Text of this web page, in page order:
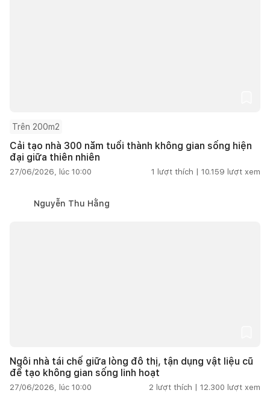
Trên 200m2
Cải tạo nhà 300 năm tuổi thành không gian sống hiện
đại giữa thiên nhiên
27/06/2026, lúc 10:00 1 lượt thích | 10.159 lượt xem
Nguyễn Thu Hằng
Ngôi nhà tái chế giữa lòng đô thị, tận dụng vật liệu cũ
để tạo không gian sống linh hoạt
27/06/2026, lúc 10:00 2 lượt thích | 12.300 lượt xem